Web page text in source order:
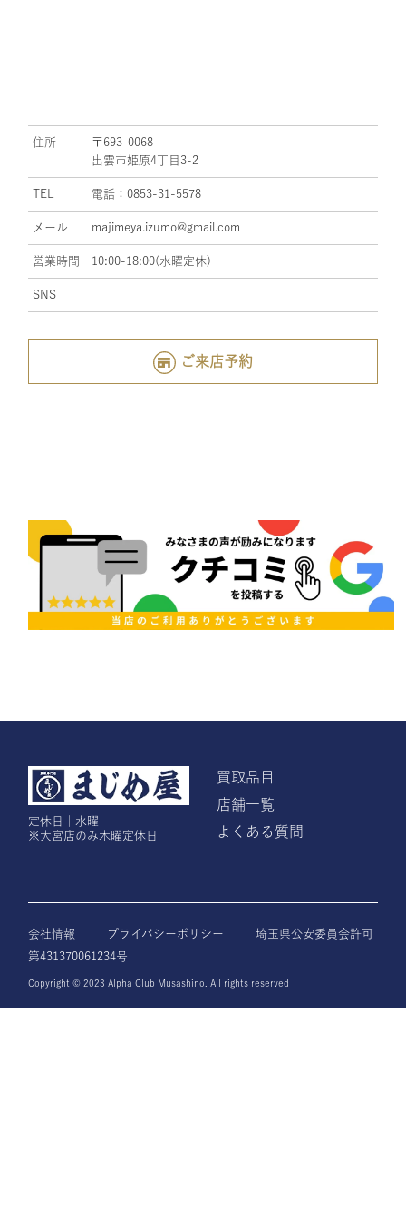
住所
〒693-0068
出雲市姫原4丁目3-2
TEL 電話：0853-31-5578
メール majimeya.izumo@gmail.com
営業時間 10:00-18:00(水曜定休)
SNS
ご来店予約
定休日｜水曜
※大宮店のみ木曜定休日
買取品目
店舗一覧
よくある質問
会社情報 プライバシーポリシー
埼玉県公安委員会許可
第431370061234号
Copyright © 2023 Alpha Club Musashino. All rights reserved